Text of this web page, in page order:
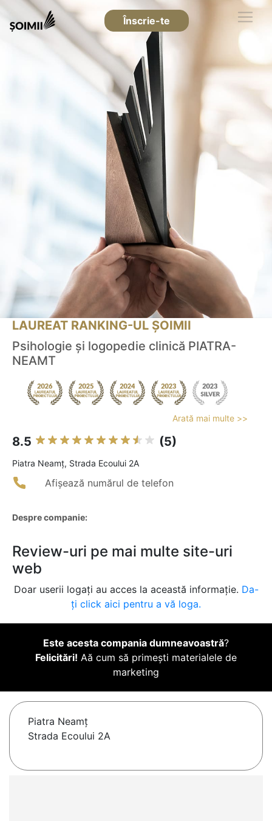
Înscrie-te
LAUREAT RANKING-UL ȘOIMII
Psihologie și logopedie clinică PIATRA-
NEAMT
Arată mai multe >>
8.5 (5)
Piatra Neamţ, Strada Ecoului 2A
Afișează numărul de telefon
Despre companie:
Review-uri pe mai multe site-uri
web
Doar userii logați au acces la această informație. Da-
ți click aici pentru a vă loga.
Este acesta compania dumneavoastră?
Felicitări! Aă cum să primești materialele de
marketing
Piatra Neamţ
Strada Ecoului 2A